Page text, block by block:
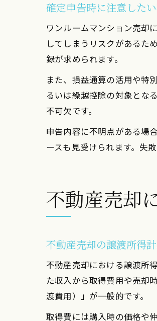
確定申告時に注意した
ワンルームマンション売却
してしまうリスクがあるた
録が求められます。
また、損益通算の活用や特
るいは繰越控除の対象とな
不可欠です。
申告内容に不明点がある場
ースも見受けられます。失
不動産売却
不動産売却の譲渡所得
不動産売却における譲渡所
た収入から取得費用や売却
渡費用）」が一般的です。
取得費には購入時の価格や